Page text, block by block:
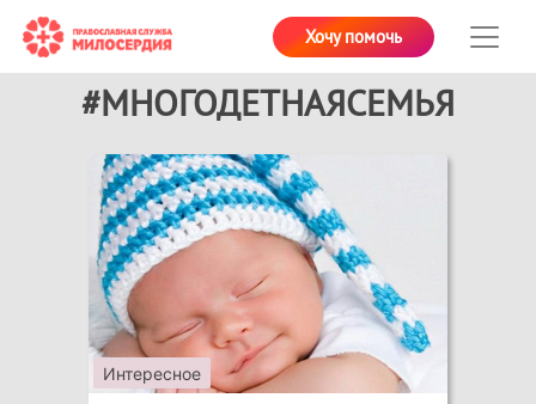
Хочу помочь
#МНОГОДЕТНАЯСЕМЬЯ
Интересное